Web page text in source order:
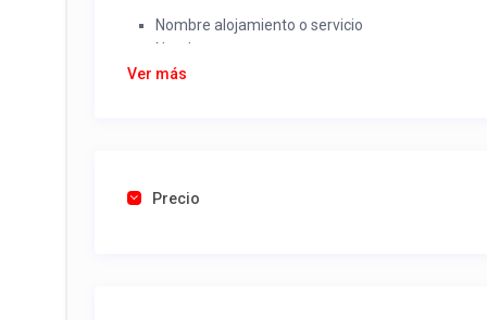
Nombre alojamiento o servicio
Nombre
Rut
Una vez recibido procederemos a activar su aviso
Ver más
Precio